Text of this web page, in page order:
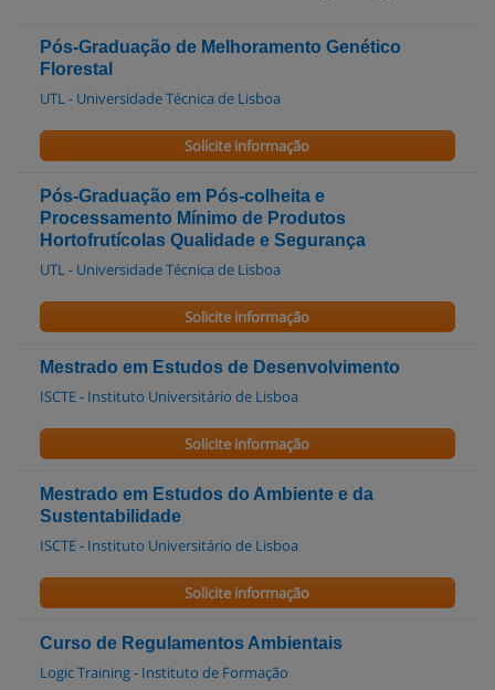
Pós-Graduação de Melhoramento Genético
Florestal
UTL - Universidade Técnica de Lisboa
Solicite informação
Pós-Graduação em Pós-colheita e
Processamento Mínimo de Produtos
Hortofrutícolas Qualidade e Segurança
UTL - Universidade Técnica de Lisboa
Solicite informação
Mestrado em Estudos de Desenvolvimento
ISCTE - Instituto Universitário de Lisboa
Solicite informação
Mestrado em Estudos do Ambiente e da
Sustentabilidade
ISCTE - Instituto Universitário de Lisboa
Solicite informação
Curso de Regulamentos Ambientais
Logic Training - Instituto de Formação